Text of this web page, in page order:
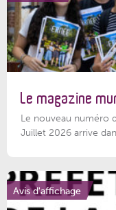
Le magazine
Le nouveau numéro
Juillet 2026 arrive
Avis d'affichage